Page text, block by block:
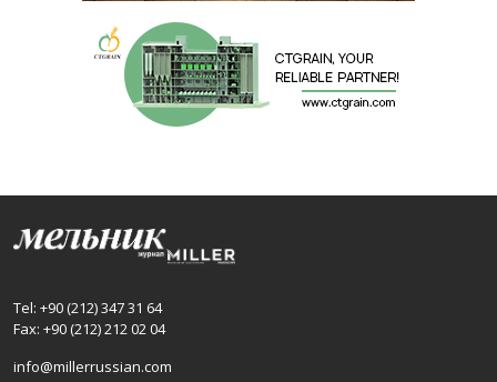
Tel: +90 (212) 347 31 64
Fax: +90 (212) 212 02 04
info@millerrussian.com